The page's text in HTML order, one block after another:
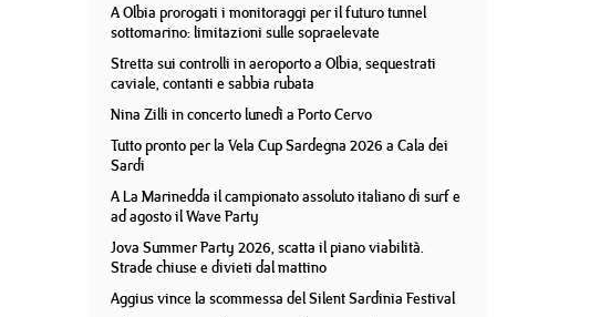
A Olbia prorogati i monitoraggi per il futuro tunnel
sottomarino: limitazioni sulle sopraelevate
Stretta sui controlli in aeroporto a Olbia, sequestrati
caviale, contanti e sabbia rubata
Nina Zilli in concerto lunedì a Porto Cervo
Tutto pronto per la Vela Cup Sardegna 2026 a Cala dei
Sardi
A La Marinedda il campionato assoluto italiano di surf e
ad agosto il Wave Party
Jova Summer Party 2026, scatta il piano viabilità.
Strade chiuse e divieti dal mattino
Aggius vince la scommessa del Silent Sardinia Festival